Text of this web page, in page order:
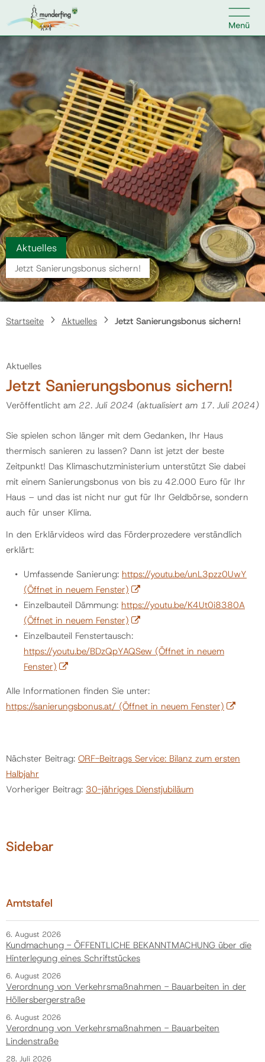
Kontakt 
Suche nach:
Home
Kundenservice
Ihr Anliegen
Veranstaltungen
Jobs
Politik
Kontakt
Aktuelles
Jetzt Sanierungsbonus sichern!
Startseite Aktuelles Jetzt Sanierungsbonus sichern!
Aktuelles
Jetzt Sanierungsbonus sichern!
Veröffentlicht am 22. Juli 2024 (aktualisiert am 17. Juli 2024)
Sie spielen schon länger mit dem Gedanken, Ihr Haus
thermisch sanieren zu lassen? Dann ist jetzt der beste
Zeitpunkt! Das Klimaschutzministerium unterstützt Sie dabei
mit einem Sanierungsbonus von bis zu 42.000 Euro für Ihr
Haus – und das ist nicht nur gut für Ihr Geldbörse, sondern
auch für unser Klima.
In den Erklärvideos wird das Förderprozedere verständlich
erklärt:
Umfassende Sanierung: https://youtu.be/unL3pzz0UwY
(Öffnet in neuem Fenster)
Einzelbauteil Dämmung: https://youtu.be/K4Ut0i8380A
(Öffnet in neuem Fenster)
Einzelbauteil Fenstertausch:
https://youtu.be/BDzQpYAQSew (Öffnet in neuem
Fenster)
Alle Informationen finden Sie unter:
https://sanierungsbonus.at/ (Öffnet in neuem Fenster)
Nächster Beitrag: ORF-Beitrags Service: Bilanz zum ersten
Halbjahr
Vorheriger Beitrag: 30-jähriges Dienstjubiläum
Sidebar
Amtstafel
6. August 2026
Kundmachung - ÖFFENTLICHE BEKANNTMACHUNG über die
Hinterlegung eines Schriftstückes
6. August 2026
Verordnung von Verkehrsmaßnahmen - Bauarbeiten in der
Höllersbergerstraße
6. August 2026
Verordnung von Verkehrsmaßnahmen - Bauarbeiten
Lindenstraße
28. Juli 2026